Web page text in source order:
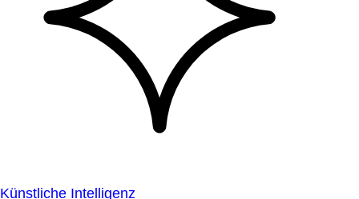
Künstliche Intelligenz